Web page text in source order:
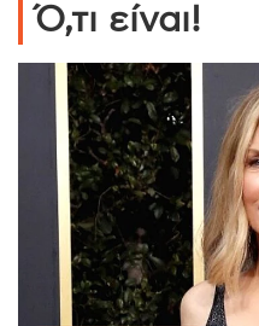
Ό,τι είναι!